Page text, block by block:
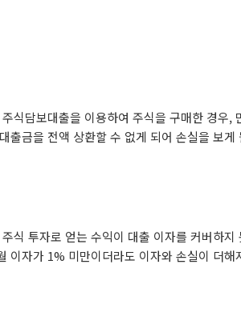
식담보대출을 이용하여 주식을 구매한 경우,
금을 전액 상환할 수 없게 되어 손실을 보
식 투자로 얻는 수익이 대출 이자를 커버하
이자가 1% 미만이더라도 이자와 손실이 더